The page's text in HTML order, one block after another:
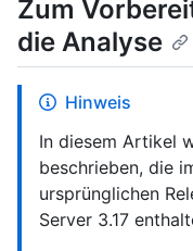
Zum
die Analyse
Hinweis
In diesem Artikel
beschrieben, die
ursprünglichen
Server 3.17